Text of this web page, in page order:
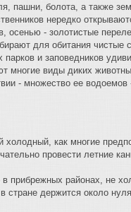
пашни, болота, а также
нередко
осенью - золотистые
для обитания чистые
парков и заповедников
многие виды диких
- множество ее
холодный, как многие
провести летние
прибрежных районах, не
стране держится около